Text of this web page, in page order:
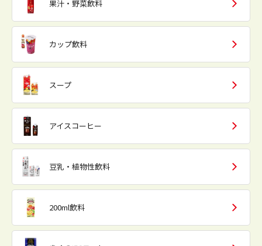
果汁・野菜飲料
カップ飲料
スープ
アイスコーヒー
豆乳・植物性飲料
200ml飲料